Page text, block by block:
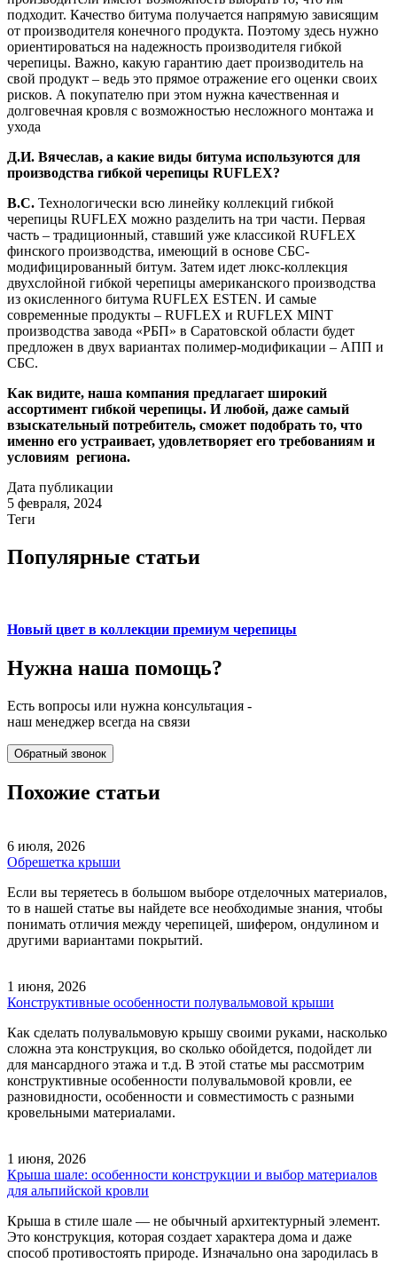
подходит. Качество битума получается напрямую зависящим
от производителя конечного продукта. Поэтому здесь нужно
ориентироваться на надежность производителя гибкой
черепицы. Важно, какую гарантию дает производитель на
свой продукт – ведь это прямое отражение его оценки своих
рисков. А покупателю при этом нужна качественная и
долговечная кровля с возможностью несложного монтажа и
ухода
Д.И. Вячеслав, а какие виды битума используются для
производства гибкой черепицы RUFLEX?
В.С. Технологически всю линейку коллекций гибкой
черепицы RUFLEX можно разделить на три части. Первая
часть – традиционный, ставший уже классикой RUFLEX
финского производства, имеющий в основе СБС-
модифицированный битум. Затем идет люкс-коллекция
двухслойной гибкой черепицы американского производства
из окисленного битума RUFLEX ESTEN. И самые
современные продукты – RUFLEX и RUFLEX MINT
производства завода «РБП» в Саратовской области будет
предложен в двух вариантах полимер-модификации – АПП и
СБС.
Как видите, наша компания предлагает широкий
ассортимент гибкой черепицы. И любой, даже самый
взыскательный потребитель, сможет подобрать то, что
именно его устраивает, удовлетворяет его требованиям и
условиям региона.
Дата публикации
5 февраля, 2024
Теги
Популярные статьи
Новый цвет в коллекции премиум черепицы
Нужна наша помощь?
Есть вопросы или нужна консультация -
наш менеджер всегда на связи
Обратный звонок
Похожие статьи
6 июля, 2026
Обрешетка крыши
Если вы теряетесь в большом выборе отделочных материалов,
то в нашей статье вы найдете все необходимые знания, чтобы
понимать отличия между черепицей, шифером, ондулином и
другими вариантами покрытий.
1 июня, 2026
Конструктивные особенности полувальмовой крыши
Как сделать полувальмовую крышу своими руками, насколько
сложна эта конструкция, во сколько обойдется, подойдет ли
для мансардного этажа и т.д. В этой статье мы рассмотрим
конструктивные особенности полувальмовой кровли, ее
разновидности, особенности и совместимость с разными
кровельными материалами.
1 июня, 2026
Крыша шале: особенности конструкции и выбор материалов
для альпийской кровли
Крыша в стиле шале — не обычный архитектурный элемент.
Это конструкция, которая создает характера дома и даже
способ противостоять природе. Изначально она зародилась в